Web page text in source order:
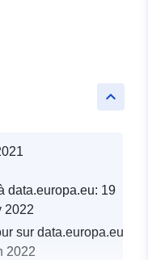
keyboard_arrow_up
data.europa.eu: 19
2022
sur data.europa.eu:
2022